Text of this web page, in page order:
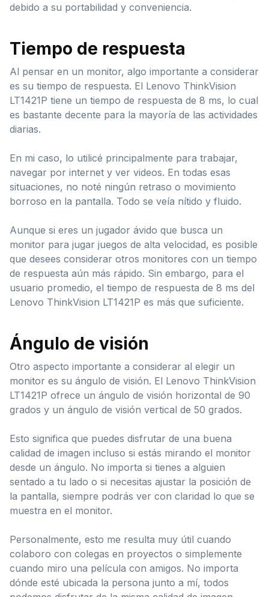
debido a su portabilidad y conveniencia.
Tiempo de respuesta
Al pensar en un monitor, algo importante a considerar
es su tiempo de respuesta. El Lenovo ThinkVision
LT1421P tiene un tiempo de respuesta de 8 ms, lo cual
es bastante decente para la mayoría de las actividades
diarias.
En mi caso, lo utilicé principalmente para trabajar,
navegar por internet y ver videos. En todas esas
situaciones, no noté ningún retraso o movimiento
borroso en la pantalla. Todo se veía nítido y fluido.
Aunque si eres un jugador ávido que busca un
monitor para jugar juegos de alta velocidad, es posible
que desees considerar otros monitores con un tiempo
de respuesta aún más rápido. Sin embargo, para el
usuario promedio, el tiempo de respuesta de 8 ms del
Lenovo ThinkVision LT1421P es más que suficiente.
Ángulo de visión
Otro aspecto importante a considerar al elegir un
monitor es su ángulo de visión. El Lenovo ThinkVision
LT1421P ofrece un ángulo de visión horizontal de 90
grados y un ángulo de visión vertical de 50 grados.
Esto significa que puedes disfrutar de una buena
calidad de imagen incluso si estás mirando el monitor
desde un ángulo. No importa si tienes a alguien
sentado a tu lado o si necesitas ajustar la posición de
la pantalla, siempre podrás ver con claridad lo que se
muestra en el monitor.
Personalmente, esto me resulta muy útil cuando
colaboro con colegas en proyectos o simplemente
cuando miro una película con amigos. No importa
dónde esté ubicada la persona junto a mí, todos